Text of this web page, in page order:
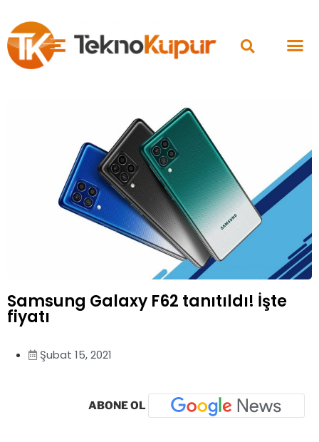
Samsung Galaxy F62 tanıtıldı! İşte
fiyatı
Şubat 15, 2021
ABONE OL